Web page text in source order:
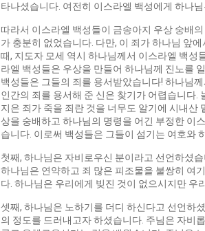
타나셨습니다. 여전히 이스라엘 백성에게 하나
따라서 이스라엘 백성들이 금송아지 우상 숭배
가 충분히 없었습니다. 다만, 이 죄가 하나님 앞
때, 지도자 모세 역시 하나님께서 이스라엘 백성
라엘 백성들은 우상을 만들어 하나님께 진노를
백성들은 그들의 죄를 용서받았습니다! 하나님
인간의 죄를 용서해 준 신은 찾기가 어렵습니다.
지은 죄가 죽을 죄란 것을 너무도 알기에 시내산
상을 숭배하고 하나님의 명령을 어긴 부정한 이
습니다. 이로써 백성들은 그들이 섬기는 여호와
첫째, 하나님은 자비로우신 분이라고 선언하셨
하나님은 연약하고 죄 많은 피조물을 불쌍히 여
다. 하나님은 우리에게 빚진 것이 없으시지만 우
셋째, 하나님은 노하기를 더디 하신다고 선언하
의 정도를 드러내고자 하셨습니다. 주님은 자비